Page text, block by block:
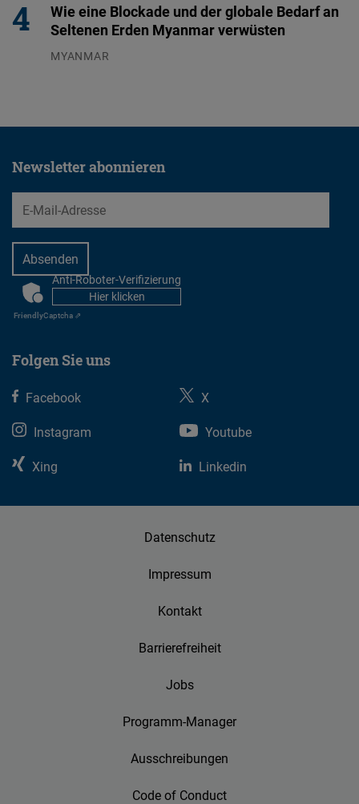
Wie eine Blockade und der globale Bedarf an
Seltenen Erden Myanmar verwüsten
MYANMAR
Newsletter abonnieren
EMail
CAPTCHAAnti-Roboter-Verifizierung
Hier klicken
FriendlyCaptcha ⇗
Folgen Sie uns
Facebook
X
Instagram
Youtube
Xing
Linkedin
Datenschutz
Impressum
Kontakt
Barrierefreiheit
Jobs
Programm-Manager
Ausschreibungen
Code of Conduct